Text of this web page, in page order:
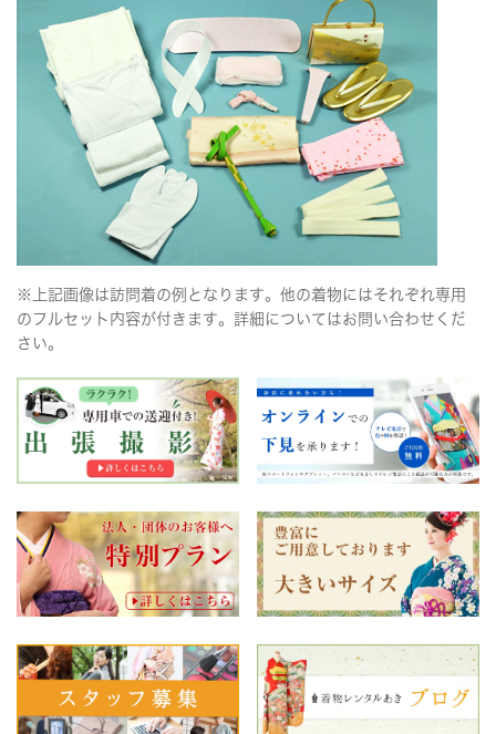
※上記画像は訪問着の例となります。他の着物にはそれぞれ専用
のフルセット内容が付きます。詳細についてはお問い合わせくだ
さい。